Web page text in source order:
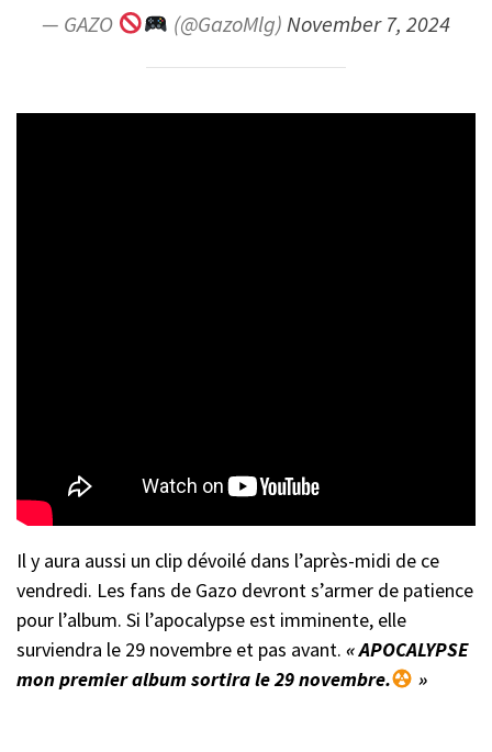
— GAZO
(@GazoMlg)November 7, 2024
Il y aura aussi un clip dévoilé dans l’après-midi de ce
vendredi. Les fans de Gazo devront s’armer de patience
pour l’album. Si l’apocalypse est imminente, elle
surviendra le 29 novembre et pas avant. « APOCALYPSE
mon premier album sortira le 29 novembre.
»